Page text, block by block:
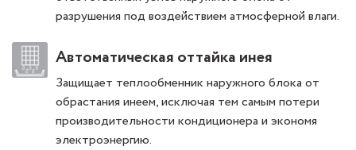
разрушения под воздействием атмосферной влаги.
Автоматическая оттайка инея
Защищает теплообменник наружного блока от
обрастания инеем, исключая тем самым потери
производительности кондиционера и экономя
электроэнергию.